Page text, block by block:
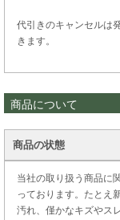
代引きのキャンセルは
きます。
商品について
商品の状態
当社の取り扱う商品に
っております。たとえ
汚れ、僅かなキズやス